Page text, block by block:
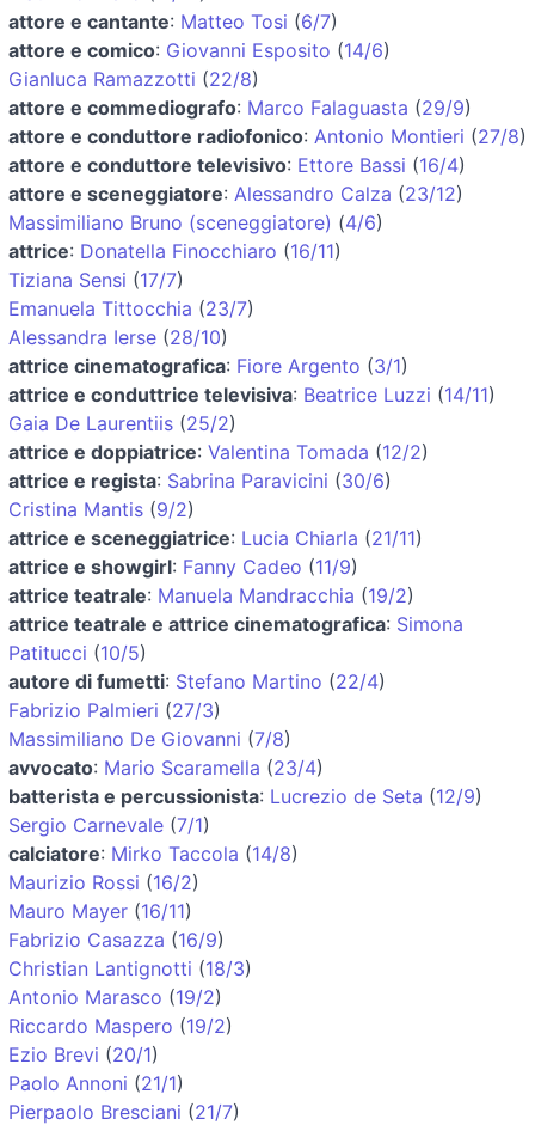
attore e cantante: Matteo Tosi (6/7)
attore e comico: Giovanni Esposito (14/6)
Gianluca Ramazzotti (22/8)
attore e commediografo: Marco Falaguasta (29/9)
attore e conduttore radiofonico: Antonio Montieri (27/8)
attore e conduttore televisivo: Ettore Bassi (16/4)
attore e sceneggiatore: Alessandro Calza (23/12)
Massimiliano Bruno (sceneggiatore) (4/6)
attrice: Donatella Finocchiaro (16/11)
Tiziana Sensi (17/7)
Emanuela Tittocchia (23/7)
Alessandra Ierse (28/10)
attrice cinematografica: Fiore Argento (3/1)
attrice e conduttrice televisiva: Beatrice Luzzi (14/11)
Gaia De Laurentiis (25/2)
attrice e doppiatrice: Valentina Tomada (12/2)
attrice e regista: Sabrina Paravicini (30/6)
Cristina Mantis (9/2)
attrice e sceneggiatrice: Lucia Chiarla (21/11)
attrice e showgirl: Fanny Cadeo (11/9)
attrice teatrale: Manuela Mandracchia (19/2)
attrice teatrale e attrice cinematografica: Simona
Patitucci (10/5)
autore di fumetti: Stefano Martino (22/4)
Fabrizio Palmieri (27/3)
Massimiliano De Giovanni (7/8)
avvocato: Mario Scaramella (23/4)
batterista e percussionista: Lucrezio de Seta (12/9)
Sergio Carnevale (7/1)
calciatore: Mirko Taccola (14/8)
Maurizio Rossi (16/2)
Mauro Mayer (16/11)
Fabrizio Casazza (16/9)
Christian Lantignotti (18/3)
Antonio Marasco (19/2)
Riccardo Maspero (19/2)
Ezio Brevi (20/1)
Paolo Annoni (21/1)
Pierpaolo Bresciani (21/7)